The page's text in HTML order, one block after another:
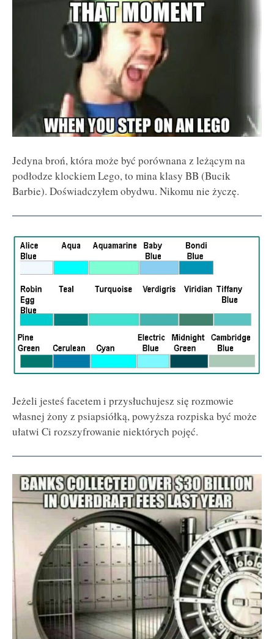
Jedyna broń, która może być porównana z leżącym na
podłodze klockiem Lego, to mina klasy BB (Bucik
Barbie). Doświadczyłem obydwu. Nikomu nie życzę.
Jeżeli jesteś facetem i przysłuchujesz się rozmowie
własnej żony z psiapsiółką, powyższa rozpiska być może
ułatwi Ci rozszyfrowanie niektórych pojęć.